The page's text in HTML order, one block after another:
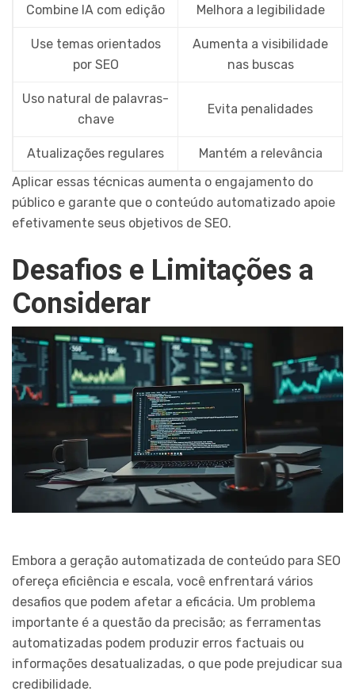
Combine IA com edição Melhora a legibilidade
Use temas orientados
por SEO
Aumenta a visibilidade
nas buscas
Uso natural de palavras-
chave
Evita penalidades
Atualizações regulares
Mantém a relevância
Aplicar essas técnicas aumenta o engajamento do
público e garante que o conteúdo automatizado apoie
efetivamente seus objetivos de SEO.
Desafios e Limitações a
Considerar
Embora a geração automatizada de conteúdo para SEO
ofereça eficiência e escala, você enfrentará vários
desafios que podem afetar a eficácia. Um problema
importante é a questão da precisão; as ferramentas
automatizadas podem produzir erros factuais ou
informações desatualizadas, o que pode prejudicar sua
credibilidade.